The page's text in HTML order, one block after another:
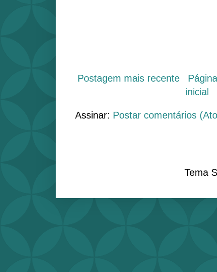
Postagem mais recente
inicial
Assinar: Postar comentários
Tema